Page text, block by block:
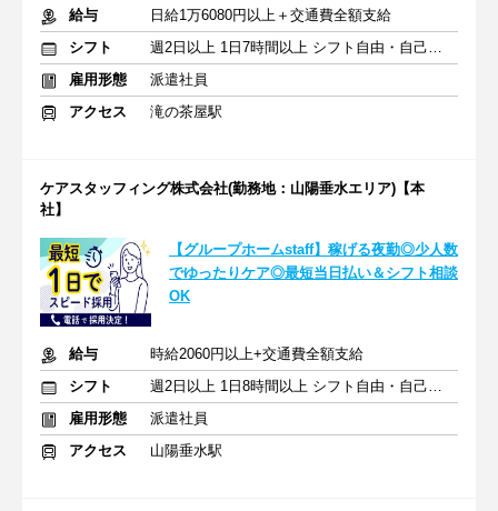
給与
日給1万6080円以上＋交通費全額支給
シフト
週2日以上 1日7時間以上 シフト自由・自己申告
雇用形態
派遣社員
アクセス
滝の茶屋駅
ケアスタッフィング株式会社(勤務地：山陽垂水エリア)【本
社】
【グループホームstaff】稼げる夜勤◎少人数
でゆったりケア◎最短当日払い＆シフト相談
OK
給与
時給2060円以上+交通費全額支給
シフト
週2日以上 1日8時間以上 シフト自由・自己申告
雇用形態
派遣社員
アクセス
山陽垂水駅